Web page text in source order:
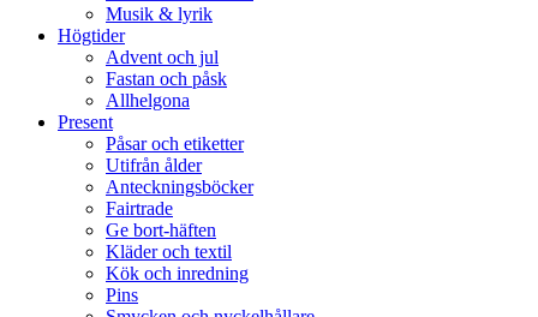
Musik & lyrik
Högtider
Advent och jul
Fastan och påsk
Allhelgona
Present
Påsar och etiketter
Utifrån ålder
Anteckningsböcker
Fairtrade
Ge bort-häften
Kläder och textil
Kök och inredning
Pins